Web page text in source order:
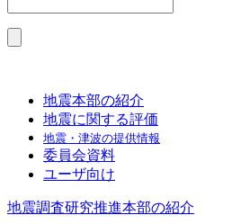
地震本部の紹介
地震に関する評価
地震・津波の提供情報
委員会資料
ユーザ向け
地震調査研究推進本部の紹介